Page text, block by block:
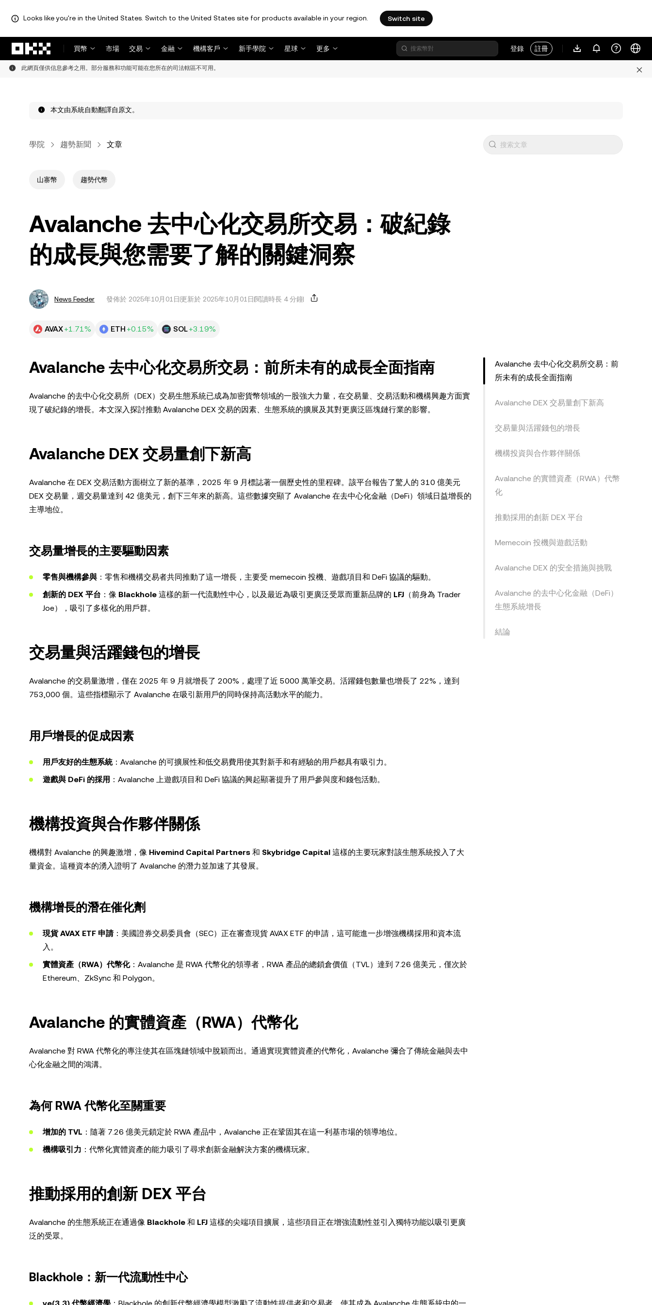
Looks like you're in the United States. Switch to the United States site for products available in your region. Switch site
買幣
市場 交易 金融 機構客戶 新手學院 星球 更多 登錄 註冊
此網頁僅供信息參考之用。部分服務和功能可能在您所在的司法轄區不可用。
本文由系統自動翻譯自原文。
學院 趨勢新聞 文章
山寨幣 趨勢代幣
Avalanche 去中心化交易所交易：破紀錄
的成長與您需要了解的關鍵洞察
News Feeder 發佈於 2025年10月01日 更新於 2025年10月01日 閱讀時長 4 分鐘
AVAX+1.71% ETH +0.15% SOL+3.19%
Avalanche 去中心化交易所交易：前所未有的成長全面指南
Avalanche 的去中心化交易所（DEX）交易生態系統已成為加密貨幣領域的一股強大力量，在交易量、交易活動和機構興趣方面實
現了破紀錄的增長。本文深入探討推動 Avalanche DEX 交易的因素、生態系統的擴展及其對更廣泛區塊鏈行業的影響。
Avalanche DEX 交易量創下新高
Avalanche 在 DEX 交易活動方面樹立了新的基準，2025 年 9 月標誌著一個歷史性的里程碑。該平台報告了驚人的 310 億美元
DEX 交易量，週交易量達到 42 億美元，創下三年來的新高。這些數據突顯了 Avalanche 在去中心化金融（DeFi）領域日益增長的
主導地位。
交易量增長的主要驅動因素
零售與機構參與 ：零售和機構交易者共同推動了這一增長，主要受 memecoin 投機、遊戲項目和 DeFi 協議的驅動。
創新的 DEX 平台 ：像 Blackhole 這樣的新一代流動性中心，以及最近為吸引更廣泛受眾而重新品牌的 LFJ （前身為 Trader
Joe），吸引了多樣化的用戶群。
交易量與活躍錢包的增長
Avalanche 的交易量激增，僅在 2025 年 9 月就增長了 200%，處理了近 5000 萬筆交易。活躍錢包數量也增長了 22%，達到
753,000 個。這些指標顯示了 Avalanche 在吸引新用戶的同時保持高活動水平的能力。
用戶增長的促成因素
用戶友好的生態系統：Avalanche 的可擴展性和低交易費用使其對新手和有經驗的用戶都具有吸引力。
遊戲與 DeFi 的採用 ：Avalanche 上遊戲項目和 DeFi 協議的興起顯著提升了用戶參與度和錢包活動。
機構投資與合作夥伴關係
機構對 Avalanche 的興趣激增，像 Hivemind Capital Partners 和 Skybridge Capital 這樣的主要玩家對該生態系統投入了大
量資金。這種資本的湧入證明了 Avalanche 的潛力並加速了其發展。
機構增長的潛在催化劑
現貨 AVAX ETF 申請：美國證券交易委員會（SEC）正在審查現貨 AVAX ETF 的申請，這可能進一步增強機構採用和資本流
入。
實體資產（RWA）代幣化：Avalanche 是 RWA 代幣化的領導者，RWA 產品的總鎖倉價值（TVL）達到 7.26 億美元，僅次於
Ethereum、ZkSync 和 Polygon。
Avalanche 的實體資產（RWA）代幣化
Avalanche 對 RWA 代幣化的專注使其在區塊鏈領域中脫穎而出。通過實現實體資產的代幣化，Avalanche 彌合了傳統金融與去中
心化金融之間的鴻溝。
為何 RWA 代幣化至關重要
增加的 TVL ：隨著 7.26 億美元鎖定於 RWA 產品中，Avalanche 正在鞏固其在這一利基市場的領導地位。
機構吸引力 ：代幣化實體資產的能力吸引了尋求創新金融解決方案的機構玩家。
推動採用的創新 DEX 平台
Avalanche 的生態系統正在通過像 Blackhole 和 LFJ 這樣的尖端項目擴展，這些項目正在增強流動性並引入獨特功能以吸引更廣
泛的受眾。
Blackhole：新一代流動性中心
Avalanche 去中心化交易所交易：前
所未有的成長全面指南
Avalanche DEX 交易量創下新高
交易量與活躍錢包的增長
機構投資與合作夥伴關係
Avalanche 的實體資產（RWA）代幣
化
推動採用的創新 DEX 平台
Memecoin 投機與遊戲活動
Avalanche DEX 的安全措施與挑戰
Avalanche 的去中心化金融（DeFi）
生態系統增長
結論